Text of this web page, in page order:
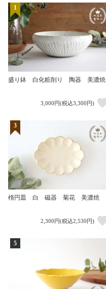
1
盛り鉢 白化粧削り 陶器 美濃焼
3,000円(税込3,300円)
3
楕円皿 白 磁器 菊花 美濃焼
2,300円(税込2,530円)
5